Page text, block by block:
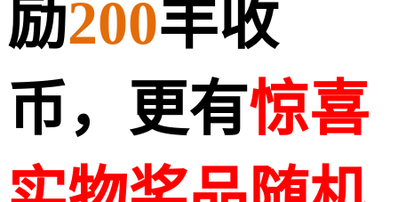
励200丰收
币，更有惊喜